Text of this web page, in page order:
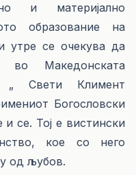
и материјално
образование на
утре се очекува да
во Македонската
„ Свети Климент
Богословски
се. Тој е вистински
кое со него
од љубов.